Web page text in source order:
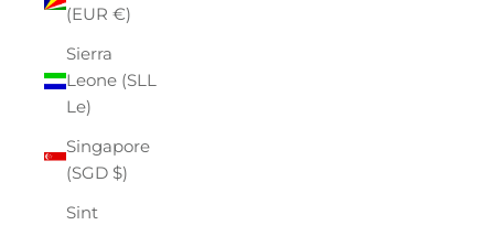
(EUR €)
Sierra
Leone (SLL
Le)
Singapore
(SGD $)
Sint